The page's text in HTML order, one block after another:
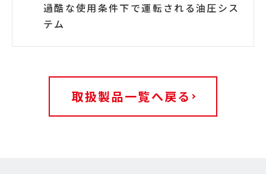
過酷な使用条件下で運転される油圧シス
テム
取扱製品一覧へ戻る